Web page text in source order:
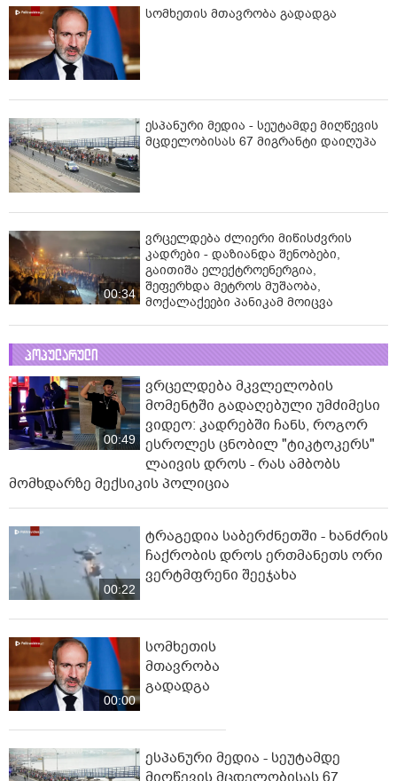
სომხეთის მთავრობა გადადგა
ესპანური მედია - სეუტამდე მიღწევის
მცდელობისას 67 მიგრანტი დაიღუპა
00:34
ვრცელდება ძლიერი მიწისძვრის
კადრები - დაზიანდა შენობები,
გაითიშა ელექტროენერგია,
შეფერხდა მეტროს მუშაობა,
მოქალაქეები პანიკამ მოიცვა
პოპულარული
00:49
ვრცელდება მკვლელობის
მომენტში გადაღებული უმძიმესი
ვიდეო: კადრებში ჩანს, როგორ
ესროლეს ცნობილ "ტიკტოკერს"
ლაივის დროს - რას ამბობს
მომხდარზე მექსიკის პოლიცია
00:22
ტრაგედია საბერძნეთში - ხანძრის
ჩაქრობის დროს ერთმანეთს ორი
ვერტმფრენი შეეჯახა
00:00
სომხეთის
მთავრობა
გადადგა
ესპანური მედია - სეუტამდე